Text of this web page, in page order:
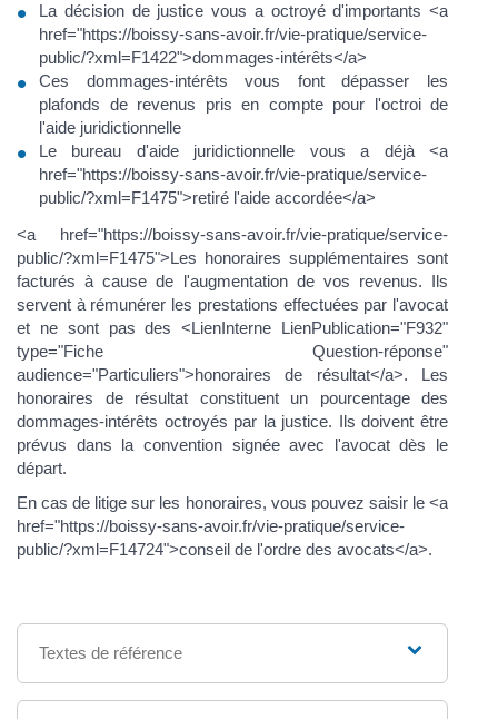
La décision de justice vous a octroyé d'importants <a
href="https://boissy-sans-avoir.fr/vie-pratique/service-
public/?xml=F1422">dommages-intérêts</a>
Ces dommages-intérêts vous font dépasser les
plafonds de revenus pris en compte pour l'octroi de
l'aide juridictionnelle
Le bureau d'aide juridictionnelle vous a déjà <a
href="https://boissy-sans-avoir.fr/vie-pratique/service-
public/?xml=F1475">retiré l'aide accordée</a>
<a href="https://boissy-sans-avoir.fr/vie-pratique/service-
public/?xml=F1475">Les honoraires supplémentaires sont
facturés à cause de l'augmentation de vos revenus. Ils
servent à rémunérer les prestations effectuées par l'avocat
et ne sont pas des <LienInterne LienPublication="F932"
type="Fiche Question-réponse"
audience="Particuliers">honoraires de résultat</a>. Les
honoraires de résultat constituent un pourcentage des
dommages-intérêts octroyés par la justice. Ils doivent être
prévus dans la convention signée avec l'avocat dès le
départ.
En cas de litige sur les honoraires, vous pouvez saisir le <a
href="https://boissy-sans-avoir.fr/vie-pratique/service-
public/?xml=F14724">conseil de l'ordre des avocats</a>.
Textes de référence